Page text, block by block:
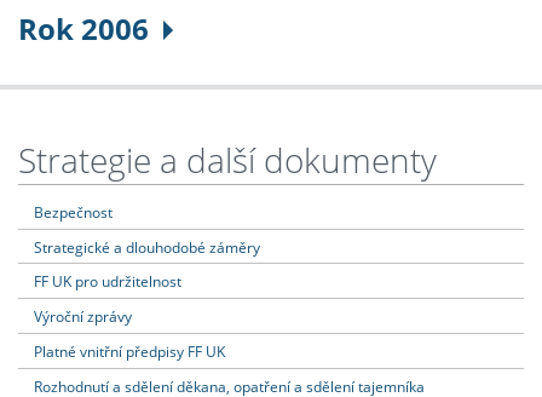
Rok 2006
Strategie a další dokumenty
Bezpečnost
Strategické a dlouhodobé záměry
FF UK pro udržitelnost
Výroční zprávy
Platné vnitřní předpisy FF UK
Rozhodnutí a sdělení děkana, opatření a sdělení tajemníka